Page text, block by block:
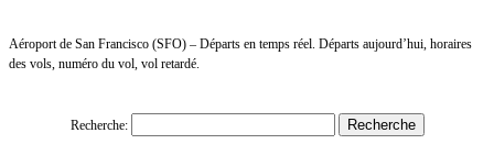
Aéroport de San Francisco (SFO) – Départs en temps réel. Départs aujourd’hui, horaires
des vols, numéro du vol, vol retardé.
Recherche: